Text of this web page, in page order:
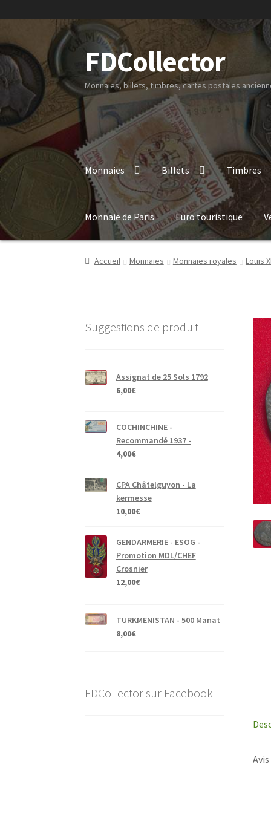
FDCollector
Monnaies, billets, timbres, cartes postales
Monnaies Billets Timbres
Monnaie de Paris Euro touristique
Accueil Monnaies Monnaies royales Louis
Suggestions de produit
Assignat de 25 Sols 1792
6,00€
COCHINCHINE -
Recommandé 1937 -
4,00€
CPA Châtelguyon - La
kermesse
10,00€
GENDARMERIE - ESOG -
Promotion MDL/CHEF
Crosnier
12,00€
TURKMENISTAN - 500 Manat
8,00€
FDCollector sur Facebook